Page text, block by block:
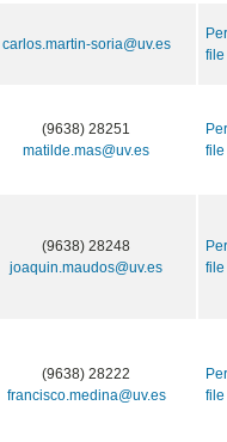
carlos.martin-soria@uv.es
file
(9638) 28251
matilde.mas@uv.es
file
(9638) 28248
joaquin.maudos@uv.es
file
(9638) 28222
francisco.medina@uv.es
file